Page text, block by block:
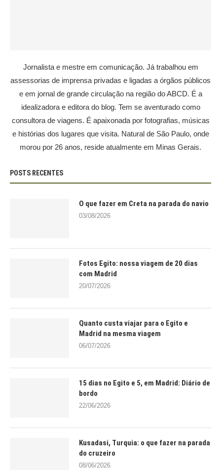
Jornalista e mestre em comunicação. Já trabalhou em
assessorias de imprensa privadas e ligadas a órgãos públicos
e em jornal de grande circulação na região do ABCD. É a
idealizadora e editora do blog. Tem se aventurado como
consultora de viagens. É apaixonada por fotografias, músicas
e histórias dos lugares que visita. Natural de São Paulo, onde
morou por 26 anos, reside atualmente em Minas Gerais.
POSTS RECENTES
O que fazer em Creta na parada do navio
03/08/2026
Fotos Egito: nossa viagem de 20 dias
com Madrid
20/07/2026
Quanto custa viajar para o Egito e
Madrid na mesma viagem
06/07/2026
15 dias no Egito e 5, em Madrid: Diário de
bordo
22/06/2026
Kusadasi, Turquia: o que fazer na parada
do cruzeiro
08/06/2026